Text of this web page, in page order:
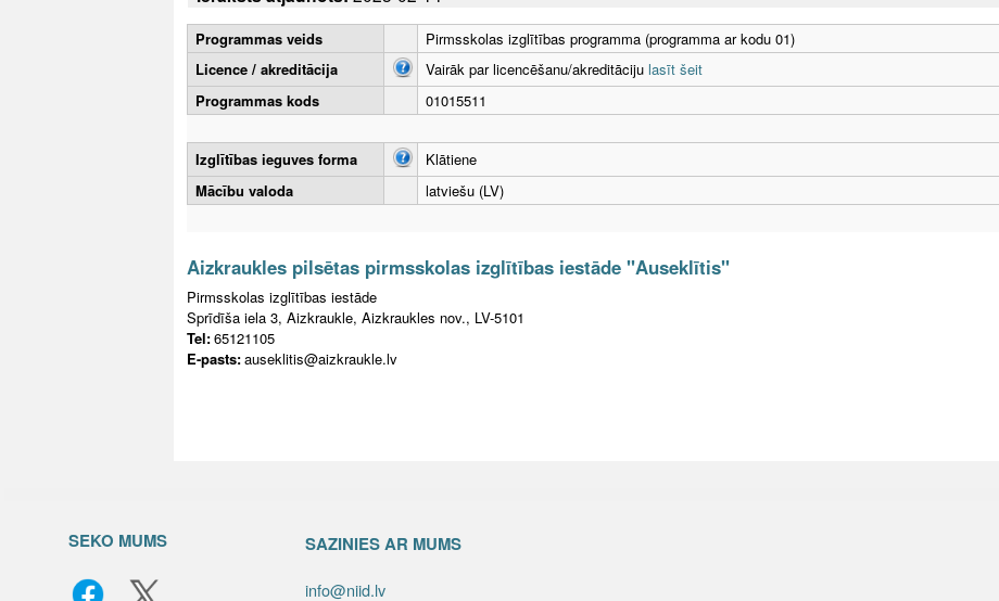
V Programmas veids
Pirmsskolas izglītības programma (programma ar kodu 01)
Licence / akreditācija
Vairāk par licencēšanu/akreditāciju lasīt šeit
Programmas kods
01015511
Izglītības ieguves forma
Klātiene
Mācību valoda
latviešu (LV)
Aizkraukles pilsētas pirmsskolas izglītības iestāde "Auseklītis"
Pirmsskolas izglītības iestāde
Sprīdīša iela 3, Aizkraukle, Aizkraukles nov., LV-5101
Tel:65121105
E-pasts:auseklitis@aizkraukle.lv
SEKO MUMS SAZINIES AR MUMS
info@niid.lv